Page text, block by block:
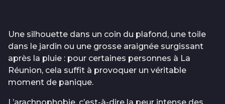
Une silhouette dans un coin du plafond, une toile
dans le jardin ou une grosse araignée surgissant
après la pluie : pour certaines personnes à La
Réunion, cela suffit à provoquer un véritable
moment de panique.